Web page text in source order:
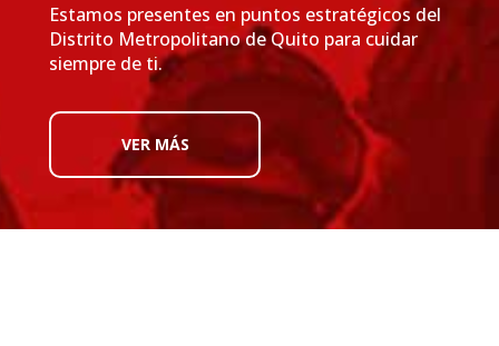
Estamos presentes en puntos estratégicos del
Distrito Metropolitano de Quito para cuidar
siempre de ti.
VER MÁS